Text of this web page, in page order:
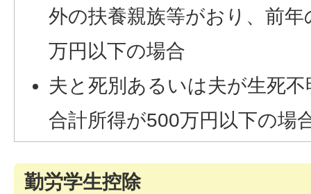
外の扶養親族等がおり、前
万円以下の場合
夫と死別あるいは夫が生死
合計所得が500万円以下の場
勤労学生控除